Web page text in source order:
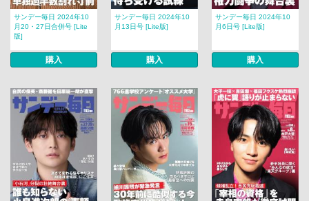
サンデー毎日 2024年10
月20・27日合併号 [Lite
版]
購入
サンデー毎日 2024年10
月13日号 [Lite版]
購入
サンデー毎日 2024年10
月6日号 [Lite版]
購入